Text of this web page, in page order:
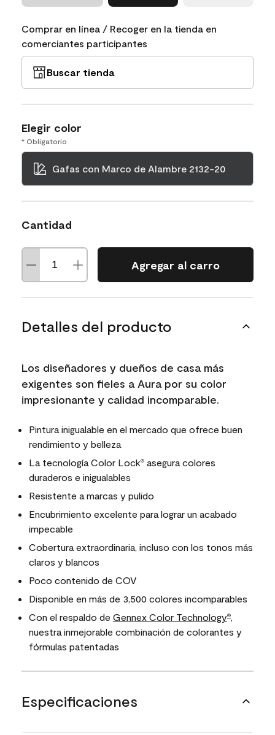
Comprar en línea / Recoger en la tienda en
comerciantes participantes
Buscar tienda
Elegir color
* Obligatorio
Gafas con Marco de Alambre 2132-20
Cantidad
Agregar al carro
Detalles del producto
Los diseñadores y dueños de casa más
exigentes son fieles a Aura por su color
impresionante y calidad incomparable.
Pintura inigualable en el mercado que ofrece buen
rendimiento y belleza
La tecnología Color Lock® asegura colores
duraderos e inigualables
Resistente a marcas y pulido
Encubrimiento excelente para lograr un acabado
impecable
Cobertura extraordinaria, incluso con los tonos más
claros y blancos
Poco contenido de COV
Disponible en más de 3,500 colores incomparables
Con el respaldo de Gennex Color Technology®,
nuestra inmejorable combinación de colorantes y
fórmulas patentadas
Especificaciones